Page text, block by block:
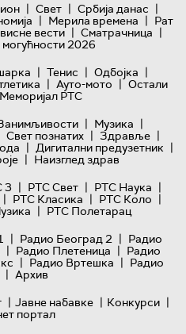
| Свет | Србија данас |
| Мерила времена | Рат
вести | Сматрачница |
2026
| Тенис | Одбојка |
| Ауто-мото | Остали
Меморијал РТС
| Музика |
Свет познатих | Здравље |
| Дигитални предузетник |
| Наизглед здрав
3 | РТС Свет | РТС Наука |
| РТС Класика | РТС Коло |
| РТС Полетарац
| Радио Београд 2 | Радио
| Радио Плетеница | Радио
| Радио Вртешка | Радио
| Архив
| Јавне набавке | Конкурси |
портал